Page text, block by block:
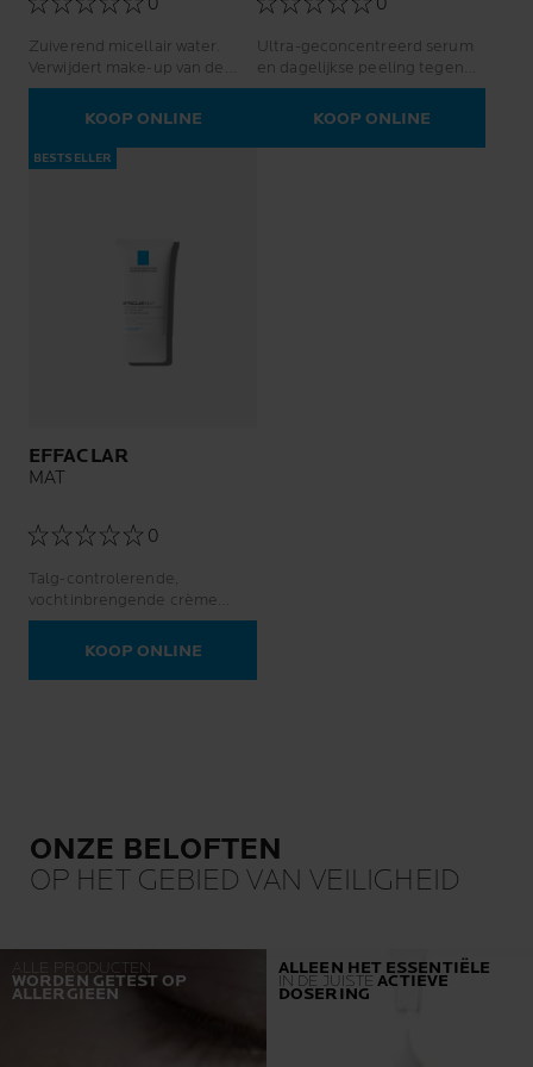
Zuiverend micellair water.
Verwijdert make-up van de
vettige en gevoelige huid.
KOOP ONLINE
Ultra-geconcentreerd serum
en dagelijkse peeling tegen
onzuiverheden en
restlittekens.KOOP ONLINE
BESTSELLER
EFFACLAR
MAT
0
Talg-controlerende,
vochtinbrengende crème
tegen glans en grove poriën.
KOOP ONLINE
ONZE BELOFTEN
OP HET GEBIED VAN VEILIGHEID
ALLE PRODUCTEN
WORDEN GETEST OP
ALLERGIEËN
ALLEEN HET ESSENTIËLE
IN DE JUISTEACTIEVE
DOSERING